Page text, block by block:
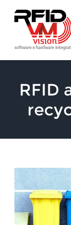
content
RFID
View
Larger
Image